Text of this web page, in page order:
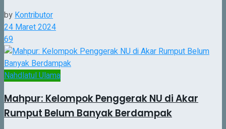
byKontributor
24 Maret 2024
69
Nahdlatul Ulama
Mahpur: Kelompok Penggerak NU di Akar
Rumput Belum Banyak Berdampak